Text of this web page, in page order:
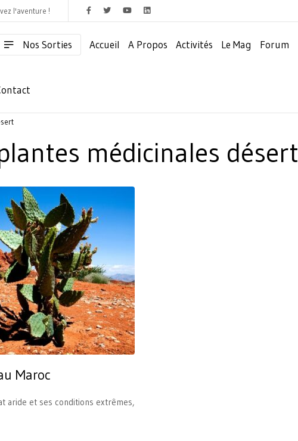
l'aventure !
Nos Sorties Accueil A Propos Activités Le Mag Forum
médicinales désert
Maroc
aride et ses conditions extrêmes,